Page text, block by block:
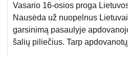
Vasario 16-osios proga
Nausėda už nuopelnus
garsinimą pasaulyje
šalių piliečius. Tarp